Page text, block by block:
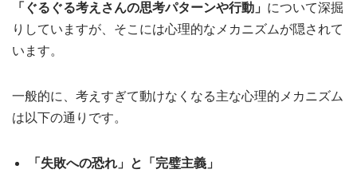
「ぐるぐる考えさんの思考パターンや行動」 について深掘
りしていますが、そこには心理的なメカニズムが隠されて
います。
一般的に、考えすぎて動けなくなる主な心理的メカニズム
は以下の通りです。
「失敗への恐れ」と「完璧主義」